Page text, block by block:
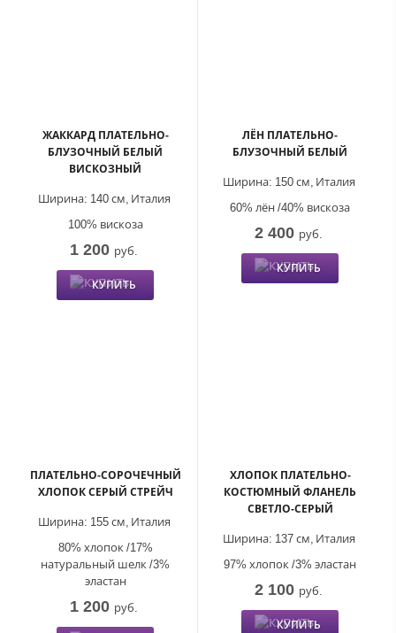
ЖАККАРД ПЛАТЕЛЬНО-
БЛУЗОЧНЫЙ БЕЛЫЙ
ВИСКОЗНЫЙ
Италия
Ширина: 140 см,
100% вискоза
1 200 руб.
КУПИТЬ
ЛЁН ПЛАТЕЛЬНО-
БЛУЗОЧНЫЙ БЕЛЫЙ
Италия
Ширина: 150 см,
60% лён /40% вискоза
2 400 руб.
КУПИТЬ
ПЛАТЕЛЬНО-СОРОЧЕЧНЫЙ
ХЛОПОК СЕРЫЙ СТРЕЙЧ
Италия
Ширина: 155 см,
80% хлопок /17%
натуральный шелк /3%
эластан
1 200 руб.
ХЛОПОК ПЛАТЕЛЬНО-
КОСТЮМНЫЙ ФЛАНЕЛЬ
СВЕТЛО-СЕРЫЙ
Италия
Ширина: 137 см,
97% хлопок /3% эластан
2 100 руб.
КУПИТЬ